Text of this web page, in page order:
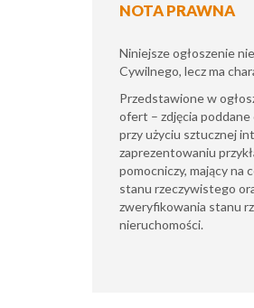
NOTA PRAWNA
Niniejsze ogłoszenie
Cywilnego, lecz ma
​Przedstawione w
ofert – zdjęcia
przy użyciu sztucznej
zaprezentowaniu
pomocniczy, mający na
stanu rzeczywistego
zweryfikowania stanu
nieruchomości.